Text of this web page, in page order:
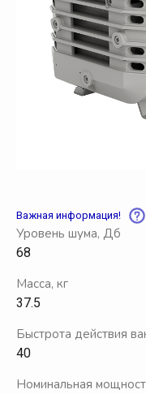
Важная информация!
Уровень шума, Дб
68
Масса, кг
37.5
Быстрота действия
40
Номинальная